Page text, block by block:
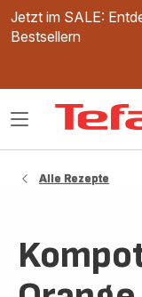
Jetzt im SALE:
Bestsellern
Das
Alle Rezepte